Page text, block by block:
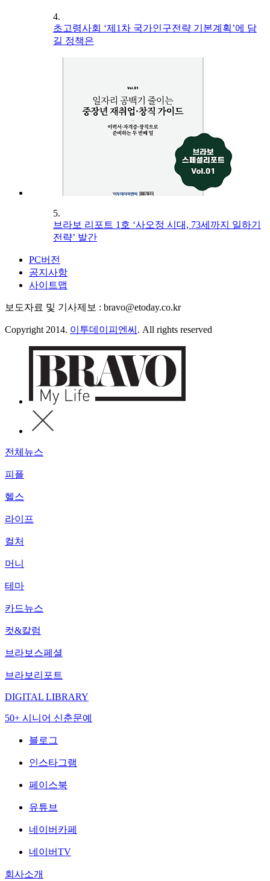
4.
초고령사회 ‘제1차 국가인구전략 기본계획’에 담
길 정책은
5.
브라보 리포트 1호 ‘사오정 시대, 73세까지 일하기
전략’ 발간
PC버전
공지사항
사이트맵
보도자료 및 기사제보 : bravo@etoday.co.kr
Copyright 2014. 이투데이피엔씨 . All rights reserved
전체뉴스
피플
헬스
라이프
컬처
머니
테마
카드뉴스
컷&칼럼
브라보스페셜
브라보리포트
DIGITAL LIBRARY
50+ 시니어 신춘문예
블로그
인스타그램
페이스북
유튜브
네이버카페
네이버TV
회사소개